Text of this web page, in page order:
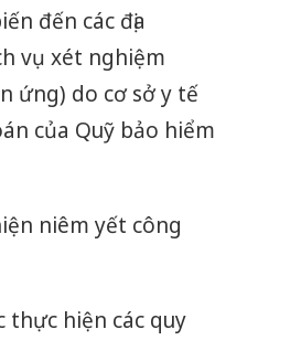
đến các địa
vụ xét nghiệm
ứng) do cơ sở y tế
của Quỹ bảo hiểm
niêm yết công
hiện các quy